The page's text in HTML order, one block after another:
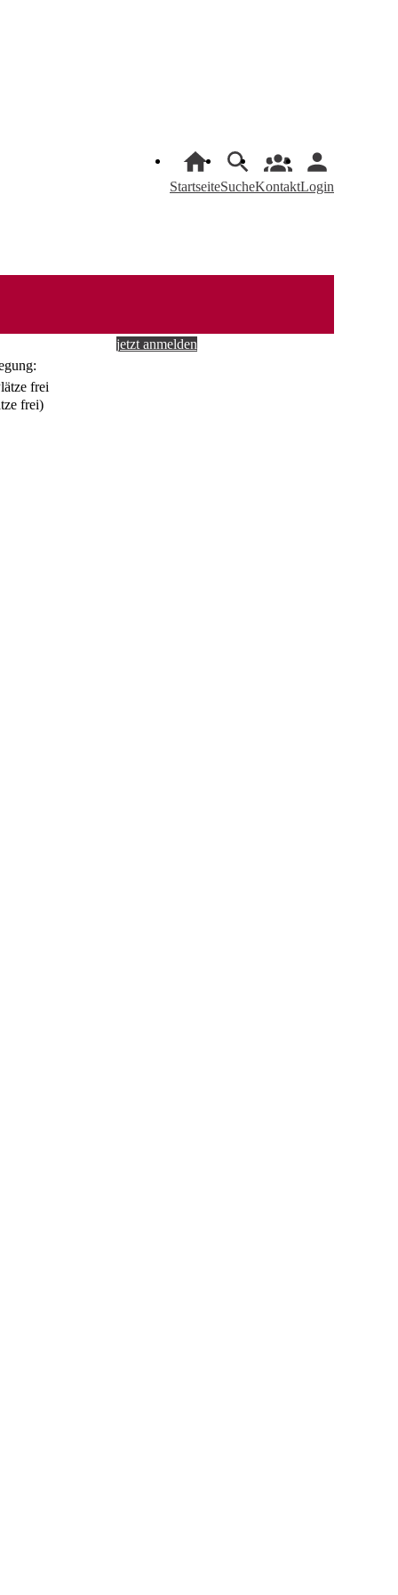
StartseiteSucheKontaktLogin
jetzt anmelden
frei)